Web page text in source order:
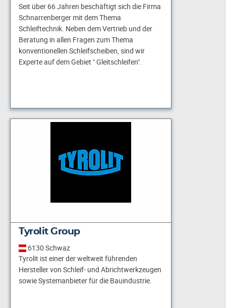
Seit über 66 Jahren beschäftigt sich die Firma
Schnarrenberger mit dem Thema
Schleiftechnik. Neben dem Vertrieb und der
Beratung in allen Fragen zum Thema
konventionellen Schleifscheiben, sind wir
Experte auf dem Gebiet " Gleitschleifen".
Tyrolit Group
6130 Schwaz
Tyrolit ist einer der weltweit führenden
Hersteller von Schleif- und Abrichtwerkzeugen
sowie Systemanbieter für die Bauindustrie.